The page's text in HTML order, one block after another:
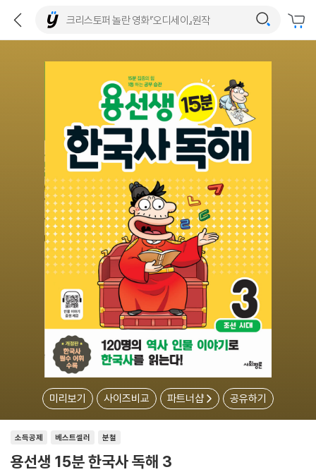
미리보기 사이즈비교 파트너샵 공유하기
소득공제 베스트셀러 분철
용선생 15분 한국사 독해 3